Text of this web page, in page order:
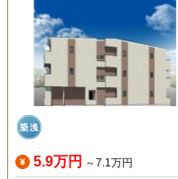
5.9万円 ～7.1万円